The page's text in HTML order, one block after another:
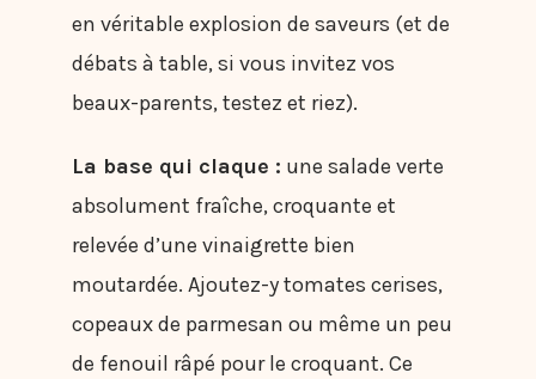
en véritable explosion de saveurs (et de
débats à table, si vous invitez vos
beaux-parents, testez et riez).
La base qui claque : une salade verte
absolument fraîche, croquante et
relevée d’une vinaigrette bien
moutardée. Ajoutez-y tomates cerises,
copeaux de parmesan ou même un peu
de fenouil râpé pour le croquant. Ce